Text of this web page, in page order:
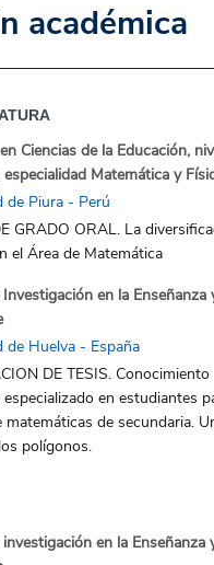
académica
Ciencias de la Educación,
Matemática y
de Piura - Perú
GRADO ORAL. La
el Área de Matemática
en la Enseñanza
de Huelva - España
DE TESIS. Conocimiento
en estudiantes
matemáticas de secundaria.
polígonos.
en la Enseñanza